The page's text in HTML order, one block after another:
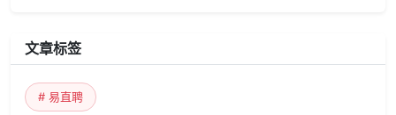
文章标签
# 易直聘